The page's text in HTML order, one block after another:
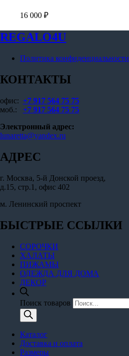
16 000 ₽
REGALO4U
Политика конфиденциальности
КОНТАКТЫ
офис: +7 917 564 75 75
моб.: +7 917 564 75 75
Электронный адрес:
lunaretta@yandex.ru
АДРЕС
г. Москва, 5-й Донской проезд,
д.15, стр.1, офис 402
м. Ленинский проспект
БЫСТРЫЕ ССЫЛКИ
СОРОЧКИ
ХАЛАТЫ
ПИЖАМЫ
ОДЕЖДА ДЛЯ ДОМА
ДЕКОР
Поиск товаров
Каталог
Доставка и оплата
Размеры